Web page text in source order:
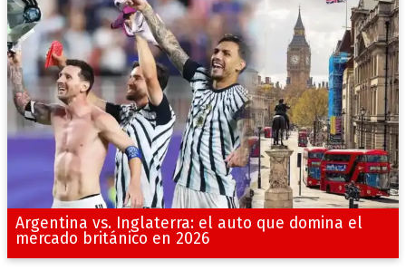
Argentina vs. Inglaterra: el auto que domina el
mercado británico en 2026